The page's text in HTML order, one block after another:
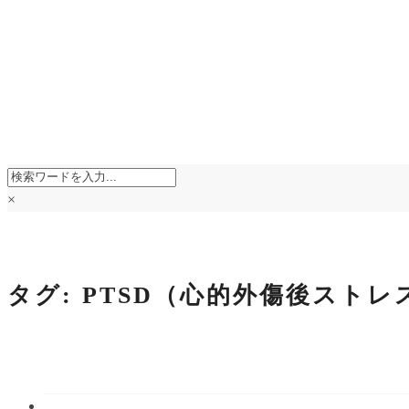
×
タグ: PTSD（心的外傷後ストレ